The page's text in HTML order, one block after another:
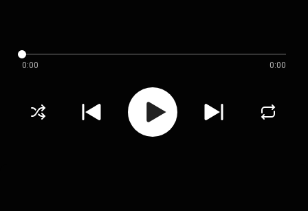
0:00 0:00